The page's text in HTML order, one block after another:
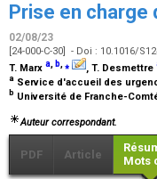
Prise en
02/08/23
[24-000-C-30] - Doi : 10.1016/
T. Marx a, b,⁎ , T. Desmettre
a Service d'accueil des
b Université de Franche-
Auteur correspondant.
PDF Article
Mots